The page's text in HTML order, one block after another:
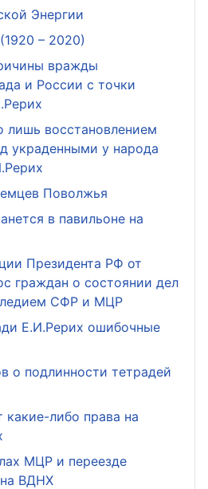
Энергии
– 2020)
вражды
и России с точки
восстановлением
украденными у народа
Поволжья
в павильоне на
Президента РФ от
граждан о состоянии дел
СФР и МЦР
Е.И.Рерих ошибочные
о подлинности тетрадей
либо права на
МЦР и переезде
на ВДНХ